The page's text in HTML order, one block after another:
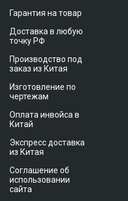
Гарантия на товар
Доставка в любую
точку РФ
Производство под
заказ из Китая
Изготовление по
чертежам
Оплата инвойса в
Китай
Экспресс доставка
из Китая
Соглашение об
использовании
сайта